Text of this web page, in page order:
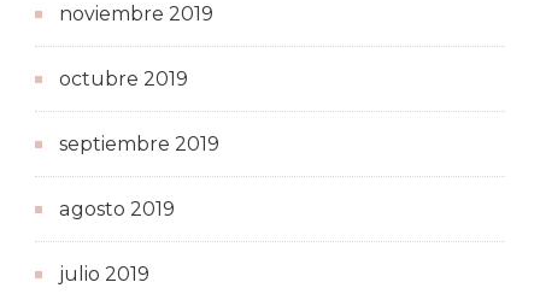
noviembre 2019
octubre 2019
septiembre 2019
agosto 2019
julio 2019